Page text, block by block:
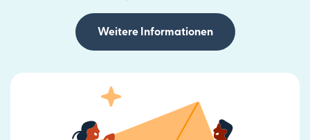
Weitere Informationen